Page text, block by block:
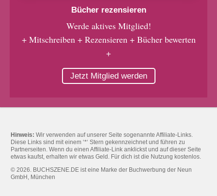
Bücher rezensieren
Werde aktives Mitglied!
+ Mitschreiben + Rezensieren + Bücher bewerten
+
Jetzt Mitglied werden
Hinweis: Wir verwenden auf unserer Seite sogenannte Affiliate-Links.
Diese Links sind mit einem ‘*‘ Stern gekennzeichnet und führen zu
Partnerseiten. Wenn du einen Affiliate-Link anklickst und auf dieser Seite
etwas kaufst, erhalten wir etwas Geld. Für dich ist die Nutzung kostenlos.
© 2026. BUCHSZENE.DE ist eine Marke der Buchwerbung der Neun
GmbH, München